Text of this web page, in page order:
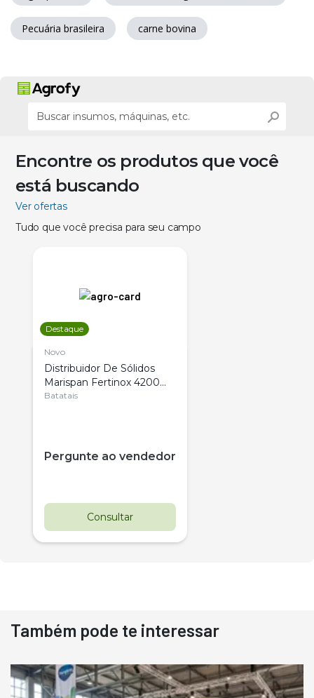
Pecuária brasileira carne bovina
Encontre os produtos que você
está buscando
Ver ofertas
Tudo que você precisa para seu campo
Destaque
Novo
Distribuidor De Sólidos
Marispan Fertinox 4200
Citrus
Batatais
Pergunte ao vendedor
Consultar
Destaque
Usado
Pá Carregadeira Cat 966
Também pode te interessar